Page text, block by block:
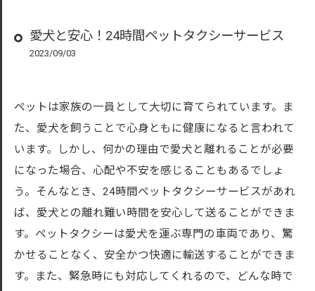
愛犬と安心！24時間ペットタクシーサービス
2023/09/03
ペットは家族の一員として大切に育てられています。ま
た、愛犬を飼うことで心身ともに健康になると言われて
います。しかし、何かの理由で愛犬と離れることが必要
になった場合、心配や不安を感じることもあるでしょ
う。そんなとき、24時間ペットタクシーサービスがあれ
ば、愛犬との離れ難い時間を安心して送ることができま
す。ペットタクシーは愛犬を運ぶ専門の車両であり、驚
かせることなく、安全かつ快適に輸送することができま
す。また、緊急時にも対応してくれるので、どんな時で